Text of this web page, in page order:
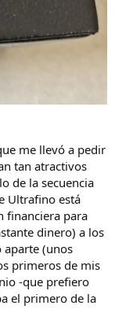
me llevó a pedir
tan atractivos
de la secuencia
Ultrafino está
financiera para
dinero) a los
aparte (unos
primeros de mis
-que prefiero
el primero de la